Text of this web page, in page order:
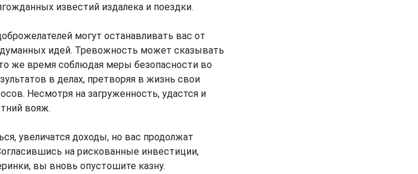
известий издалека и поездки.
могут останавливать вас от
идей. Тревожность может сказывать
же время соблюдая меры безопасности во
в делах, претворяя в жизнь свои
Несмотря на загруженность, удастся и
вояж.
увеличатся доходы, но вас продолжат
на рискованные инвестиции,
вы вновь опустошите казну.